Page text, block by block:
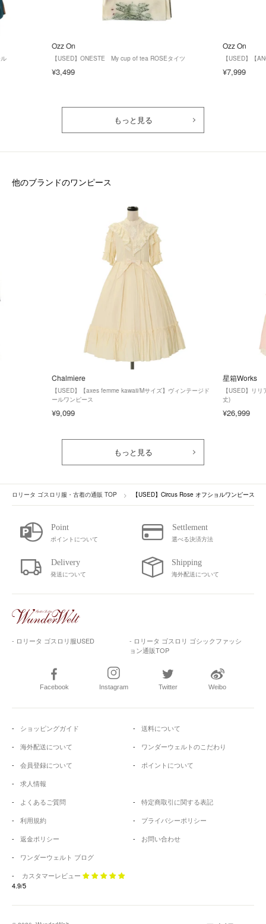
Ozz On
【USED】ONESTE My cup of tea ROSEタイツ
¥3,499
Ozz On
【USED】【
¥7,999
もっと見る
他のブランドのワンピース
Chalmiere
【USED】【axes femme kawaii/Mサイズ】ヴィンテージド
ールワンピース
¥9,099
星箱Works
【USED】リ
丈)
¥26,999
もっと見る
ロリータ ゴスロリ服・古着の通販 TOP 【USED】Circus Rose オフショルワンピース
ポイントについて 選べる決済方法
発送について 海外配送について
- ロリータ ゴスロリ服USED
- ロリータ ゴスロリ ゴシックファッシ
ョン通販TOP
Facebook Instagram Twitter Weibo
ショッピングガイド
送料について
海外配送について
ワンダーウェルトのこだわり
会員登録について
ポイントについて
求人情報
よくあるご質問
特定商取引に関する表記
利用規約
プライバシーポリシー
返金ポリシー
お問い合わせ
ワンダーウェルト ブログ
カスタマーレビュー
4.9/5